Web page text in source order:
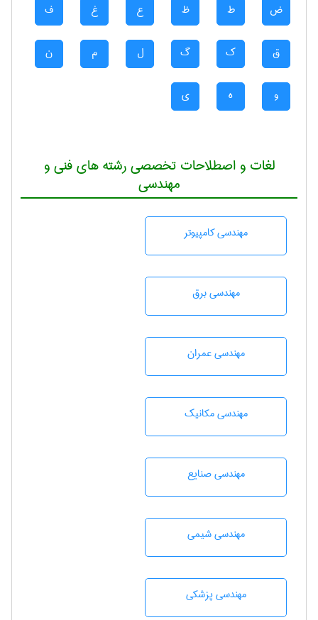
ض ط ظ ع غ ف
ق ک گ ل م ن
و ه ی
لغات و اصطلاحات تخصصی رشته های فنی و
مهندسی
مهندسی كامپيوتر
مهندسی برق
مهندسی عمران
مهندسی مکانیک
مهندسی صنايع
مهندسي شيمی
مهندسی پزشکی